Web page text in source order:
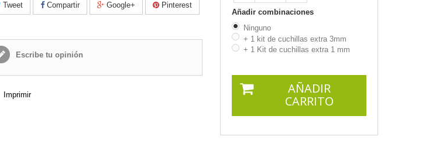
Tweet Compartir Google+ Pinterest
Escribe tu opinión
Imprimir
Añadir combinaciones
Ninguno
+ 1 kit de cuchillas extra 3mm
+ 1 Kit de cuchillas extra 1 mm
AÑADIR
CARRITO